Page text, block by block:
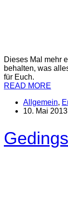
Dieses Mal mehr
behalten, was
für Euch.
READ MORE
Allgemein,
10. Mai 2013